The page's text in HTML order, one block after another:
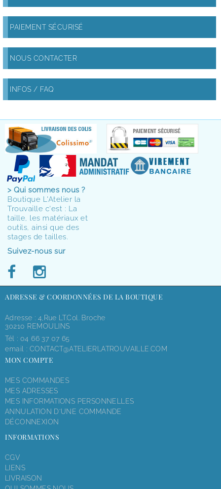
PAIEMENT SÉCURISÉ
NOUS CONTACTER
INFOS / FAQ
> Qui sommes nous ?
Boutique L'Atelier la
Trouvaille c'est : La
taille, les matériaux et
outils, ainsi que des
stages de tailles.
Suivez-nous sur
ADRESSE & COORDONNÉES DE LA BOUTIQUE
Adresse : 4,rue LT.Col. Broche
30210 REMOULINS
Tél : 04 66 37 07 65
email : CONTACT@ATELIERLATROUVAILLE.COM
MON COMPTE
MES COMMANDES
MES ADRESSES
MES INFORMATIONS PERSONNELLES
ANNULATION D'UNE COMMANDE
DÉCONNEXION
INFORMATIONS
CGV
LIENS
LIVRAISON